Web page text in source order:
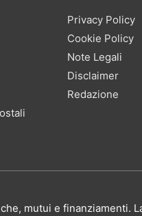
Privacy Policy
Cookie Policy
Note Legali
Disclaimer
Redazione
mutui e finanziamenti.